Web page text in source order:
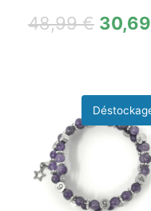
48,99€ 30,69